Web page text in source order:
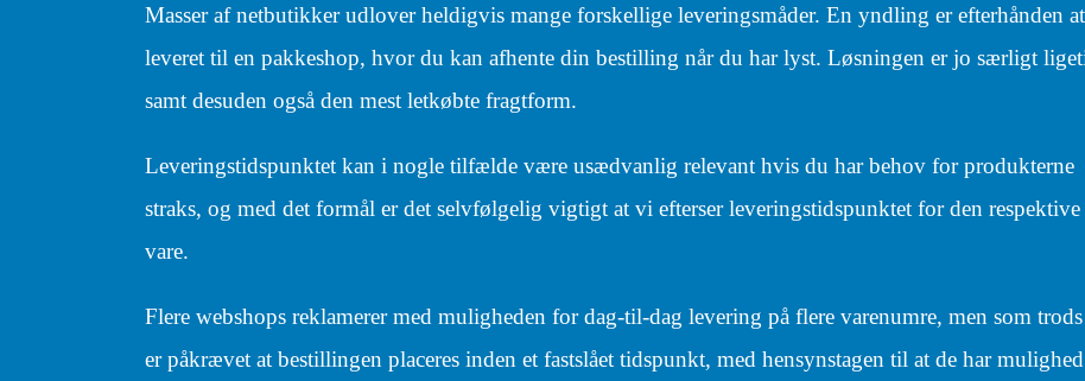
Masser af netbutikker udlover heldigvis mange forskellige leveringsmåder. En yndling er efterhånden
leveret til en pakkeshop, hvor du kan afhente din bestilling når du har lyst. Løsningen er jo særligt
samt desuden også den mest letkøbte fragtform.
Leveringstidspunktet kan i nogle tilfælde være usædvanlig relevant hvis du har behov for produkterne
straks, og med det formål er det selvfølgelig vigtigt at vi efterser leveringstidspunktet for den respektive
vare.
Flere webshops reklamerer med muligheden for dag-til-dag levering på flere varenumre, men som
er påkrævet at bestillingen placeres inden et fastslået tidspunkt, med hensynstagen til at de har